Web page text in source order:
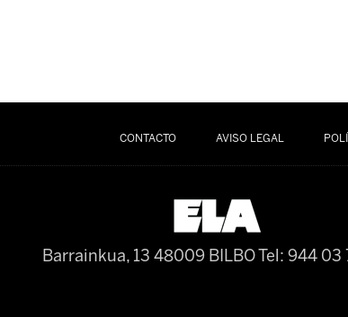
CONTACTO AVISO LEGAL
Barrainkua, 13 48009 BILBOTel: 944 03